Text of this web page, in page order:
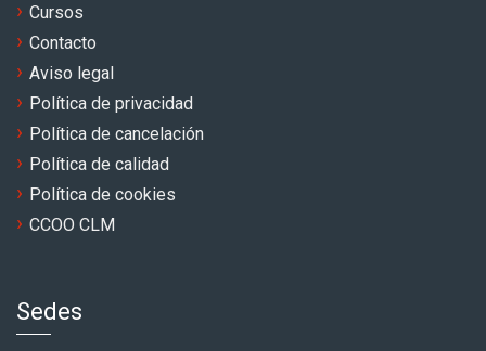
Cursos
Contacto
Aviso legal
Política de privacidad
Política de cancelación
Política de calidad
Política de cookies
CCOO CLM
Sedes